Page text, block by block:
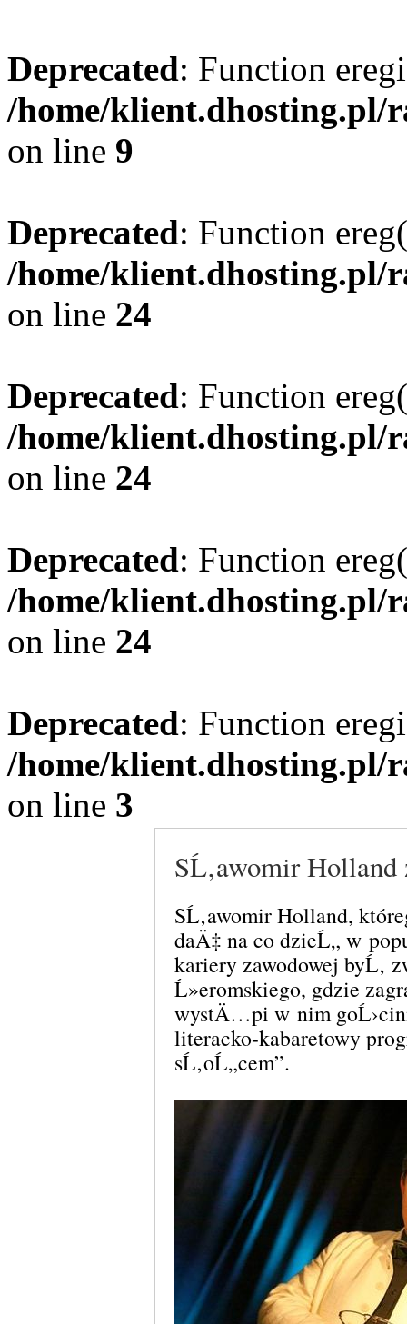
Deprecated: Function
/home/klient.dhosting.pl/
on line 9
Deprecated: Function
/home/klient.dhosting.pl/
on line 24
Deprecated: Function
/home/klient.dhosting.pl/
on line 24
Deprecated: Function
/home/klient.dhosting.pl/
on line 24
Deprecated: Function
/home/klient.dhosting.pl/
on line 3
SĹ‚awomir
SĹ‚awomir Holland,
daÄ‡ na co dzieĹ„ w
kariery zawodowej byĹ‚
Ĺ»eromskiego, gdzie
wystÄ…pi w nim
literacko-kabaretowy
sĹ‚oĹ„cem”.